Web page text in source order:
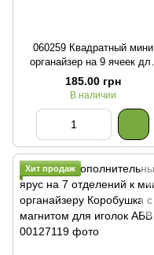
060259 Квадратный мини
органайзер на 9 ячеек для
бисера, бусин с прозрачной
крышкой
185.00 грн
В наличии
Хит продаж